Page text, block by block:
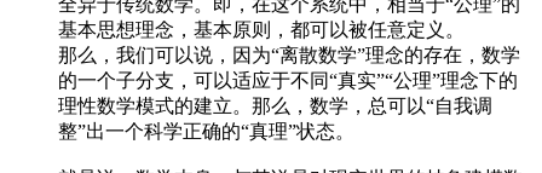
基本思想理念，基本原则，都可以被任意定义。
那么，我们可以说，因为“离散数学”理念的存在，数学
的一个子分支，可以适应于不同“真实”“公理”理念下的
理性数学模式的建立。那么，数学，总可以“自我调
整”出一个科学正确的“真理”状态。